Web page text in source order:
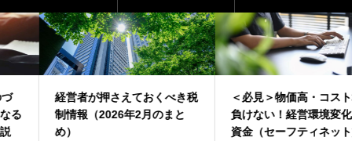
経営者が押さえておくべき税
制情報（2026年2月のまと
＜必見＞物価高・コスト増に
負けない！経営環境変化対応
資金（セーフティネット貸